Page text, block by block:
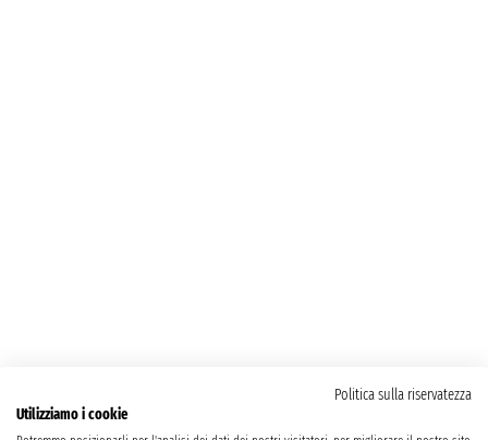
Politica sulla riservatezza
Utilizziamo i cookie